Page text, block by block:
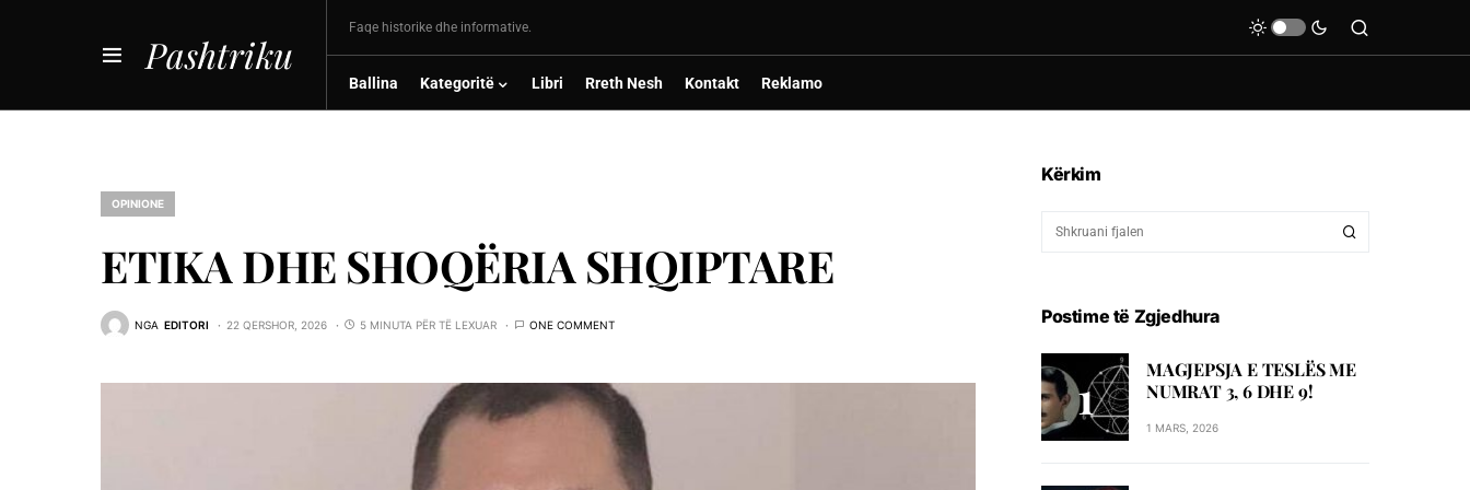
Pashtriku
Faqe historike dhe informative.
Ballina Kategoritë Libri Rreth Nesh Kontakt Reklamo
OPINIONE
ETIKA DHE SHOQЁRIA SHQIPTARE
NGA EDITORI 22 QERSHOR, 2026 5 MINUTA PËR TË LEXUAR ONE COMMENT
Kërkim
Postime të Zgjedhura
MAGJEPSJA E TESLËS ME
NUMRAT 3, 6 DHE 9!
1 MARS, 2026